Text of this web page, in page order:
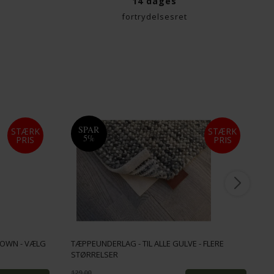
fortrydelsesret
STÆRK
PRIS
- VÆLG
SPAR
5%
STÆRK
PRIS
TÆPPEUNDERLAG - TIL ALLE GULVE - FLERE
STØRRELSER